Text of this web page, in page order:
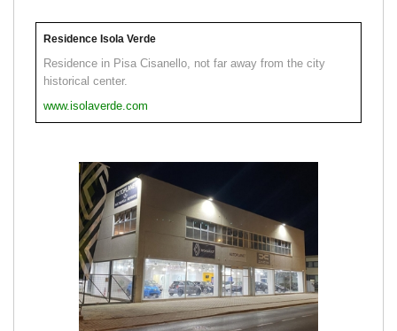
Residence Isola Verde
Residence in Pisa Cisanello, not far away from the city
historical center.
www.isolaverde.com